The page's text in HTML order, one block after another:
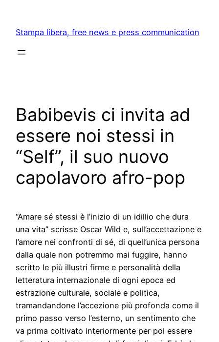
content
Stampa libera, free news e press communication
Babibevis ci invita ad
essere noi stessi in
“Self”, il suo nuovo
capolavoro afro-pop
“Amare sé stessi è l’inizio di un idillio che dura
una vita” scrisse Oscar Wild e, sull’accettazione e
l’amore nei confronti di sé, di quell’unica persona
dalla quale non potremmo mai fuggire, hanno
scritto le più illustri firme e personalità della
letteratura internazionale di ogni epoca ed
estrazione culturale, sociale e politica,
tramandandone l’accezione più profonda come il
primo passo verso l’esterno, un sentimento che
va prima coltivato interiormente per poi essere